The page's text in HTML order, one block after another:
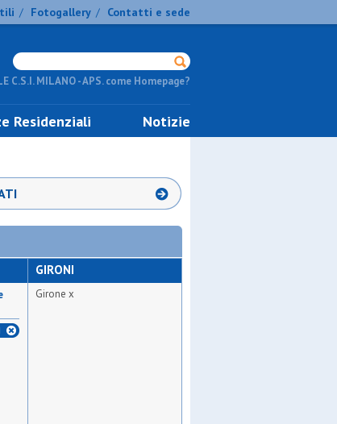
/ Fotogallery / Contatti e sede
C.S.I. MILANO - APS. come Homepage?
Residenziali Notizie
GIRONI
Girone x